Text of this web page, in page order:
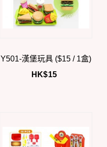
Y501-漢堡玩具 ($15 / 1盒)
HK$15